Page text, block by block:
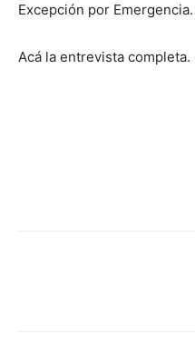
Excepción por Emergencia.
Acá la entrevista completa.